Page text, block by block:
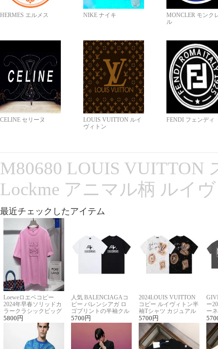
HERMES エルメス NIKE ナイキ
MONCLER モンク
ル
CELINE セリーヌ
LOUIS VUITTON ルイ
ヴィトン
FENDI フェンディ
M80680 LOUIS VUITTON
Lockme アニマル柄 ルイ
最近チェックしたアイテム
Loeweロエベコピー
2024年早春ソリッドカ
ラークラシックビッグ
ロゴ刺繍Tシャツ
5800 円
人気 BALENCIAGAコ
ピー バレンシアガ ロ
ゴプリントの半袖クル
ーネックTシャツ
5700 円
2024LOUIS VUITTON
コピー ルイヴィトン半
袖Tシャツ カジュアル
に馴染む 2色展開
5700 円
ー
ー
ー